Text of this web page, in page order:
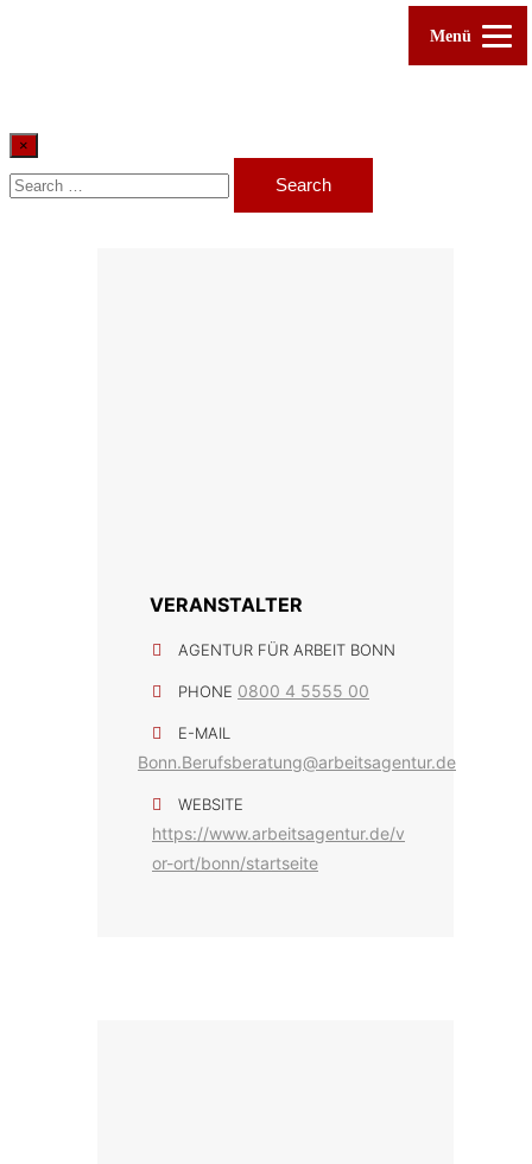
×
VERANSTALTER
AGENTUR FÜR ARBEIT BONN
PHONE 0800 4 5555 00
E-MAIL
Bonn.Berufsberatung@arbeitsagentur.de
WEBSITE
https://www.arbeitsagentur.de/v
or-ort/bonn/startseite
Menü